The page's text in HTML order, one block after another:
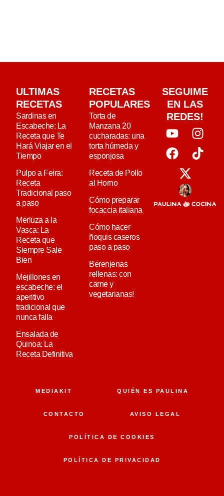
ULTIMAS
RECETAS
Sardinas en
Escabeche: La
Receta que Te
Hará Viajar en el
Tiempo
Pulpo a Feira:
Receta
Tradicional paso
a paso
Merluza a la
Vasca: La
Receta que
Siempre Sale
Bien
Mejillones en
escabeche: el
aperitivo
tradicional que
nunca falla
Ensalada de
Quinoa: La
Receta Definitiva
RECETAS
POPULARES
Torta de
Manzana 20
cucharadas: una
torta húmeda y
esponjosa
Receta de Pollo
al Horno
Cómo preparar
focaccia italiana
Cómo hacer
ñoquis caseros
paso a paso
Berenjenas
rellenas: con
carne y
vegetarianas!
SEGUIME
EN LAS
REDES!
MEDIAKIT QUIÉN ES PAULINA
CONTACTO AVISO LEGAL
POLÍTICA DE COOKIES
POLÍTICA DE PRIVACIDAD